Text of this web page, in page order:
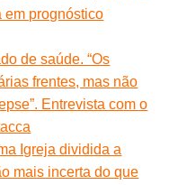
em prognóstico
de saúde. “Os
frentes, mas não
Entrevista com o
Igreja dividida a
mais incerta do que